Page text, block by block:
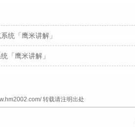
统「鹰米讲解」
「鹰米讲解」
转载请注明出处